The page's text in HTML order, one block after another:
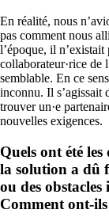
En réalité, nous
pas comment nous
l’époque, il n’existait
collaborateur·rice de
semblable. En ce
inconnu. Il s’agissait
trouver un·e
nouvelles exigences.
Quels ont été
la solution a dû
ou des
Comment ont-ils